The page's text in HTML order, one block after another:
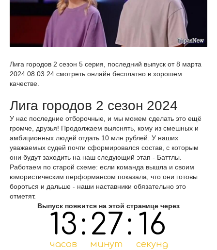
Лига городов 2 сезон 5 серия, последний выпуск от 8 марта
2024 08.03.24 смотреть онлайн бесплатно в хорошем
качестве.
Лига городов 2 сезон 2024
У нас последние отборочные, и мы можем сделать это ещё
громче, друзья! Продолжаем выяснять, кому из смешных и
амбиционных людей отдать 10 млн рублей. У наших
уважаемых судей почти сформировался состав, с которым
они будут заходить на наш следующий этап - Баттлы.
Работаем по старой схеме: если команда вышла и своим
юмористическим перформансом показала, что они готовы
бороться и дальше - наши наставники обязательно это
отметят.
Выпуск появится на этой странице через
13
часов
: 27
минут
: 15
секунд